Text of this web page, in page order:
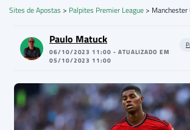
Sites de Apostas > Palpites Premier League >
Paulo Matuck
06/10/2023 11:00 - ATUALIZADO EM
05/10/2023 11:00